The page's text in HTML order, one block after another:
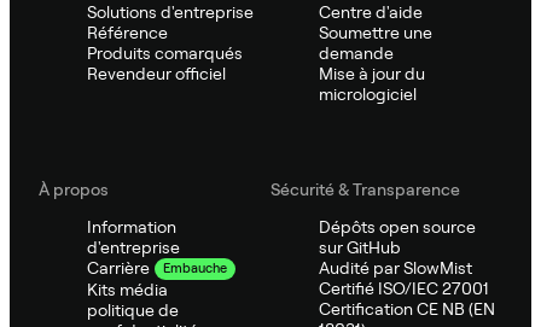
Solutions d'entreprise
Référence
Produits comarqués
Revendeur officiel
Centre d'aide
Soumettre une
demande
Mise à jour du
micrologiciel
À propos
Information
d'entreprise
Carrière
Embauche
Kits média
politique de
Sécurité & Transparence
Dépôts open source
sur GitHub
Audité par SlowMist
Certifié ISO/IEC 27001
Certification CE NB (EN